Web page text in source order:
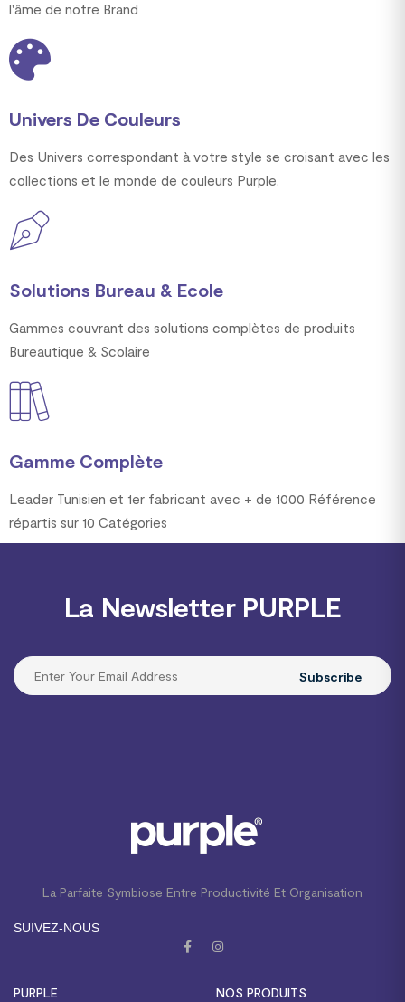
l'âme de notre Brand
Univers De Couleurs
Des Univers correspondant à votre style se croisant avec les
collections et le monde de couleurs Purple.
Solutions Bureau & Ecole
Gammes couvrant des solutions complètes de produits
Bureautique & Scolaire
Gamme Complète
Leader Tunisien et 1er fabricant avec + de 1000 Référence
répartis sur 10 Catégories
La Newsletter PURPLE
Subscribe
La Parfaite Symbiose Entre Productivité Et Organisation
SUIVEZ-NOUS
PURPLE NOS PRODUITS